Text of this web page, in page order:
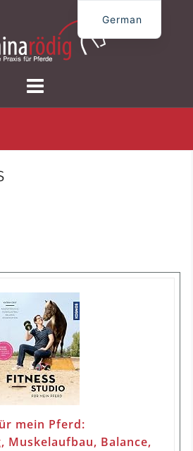
mein Pferd:
Muskelaufbau, Balance,
German
English